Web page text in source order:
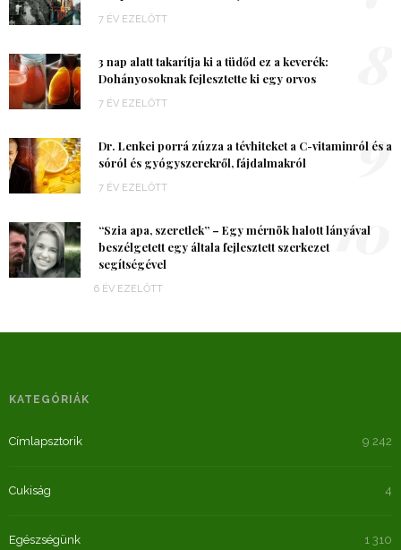
7 ÉV EZELŐTT
3 nap alatt takarítja ki a tüdőd ez a keverék:
Dohányosoknak fejlesztette ki egy orvos
7 ÉV EZELŐTT
Dr. Lenkei porrá zúzza a tévhiteket a C-vitaminról és a
sóról és gyógyszerekről, fájdalmakról
7 ÉV EZELŐTT
9
“Szia apa, szeretlek” – Egy mérnök halott lányával
beszélgetett egy általa fejlesztett szerkezet
segítségével
6 ÉV EZELŐTT
10
KATEGÓRIÁK
Címlapsztorik 9 242
Cukiság 4
Egészségünk 1 310